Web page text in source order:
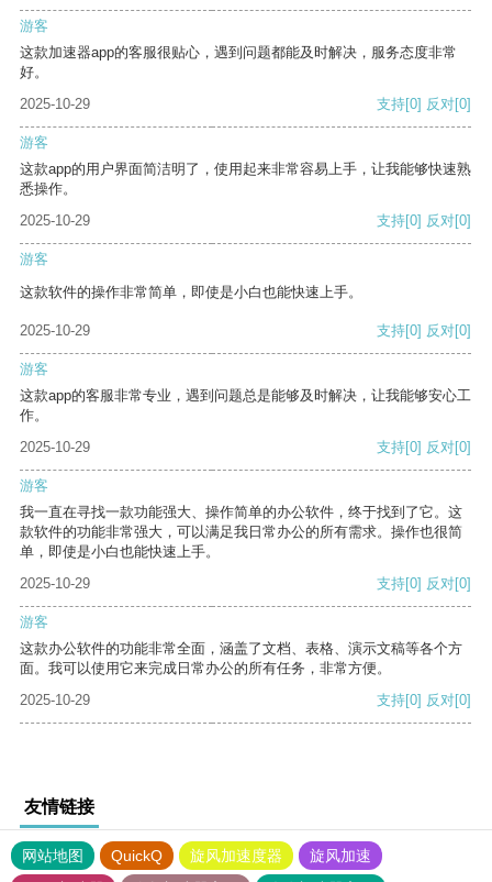
游客
这款加速器app的客服很贴心，遇到问题都能及时解决，服务态度非常
好。
2025-10-29
支持[0] 反对[0]
游客
这款app的用户界面简洁明了，使用起来非常容易上手，让我能够快速熟
悉操作。
2025-10-29
支持[0] 反对[0]
游客
这款软件的操作非常简单，即使是小白也能快速上手。
2025-10-29 支持[0] 反对[0]
游客
这款app的客服非常专业，遇到问题总是能够及时解决，让我能够安心工
作。
2025-10-29
支持[0] 反对[0]
游客
我一直在寻找一款功能强大、操作简单的办公软件，终于找到了它。这
款软件的功能非常强大，可以满足我日常办公的所有需求。操作也很简
单，即使是小白也能快速上手。
2025-10-29
支持[0] 反对[0]
游客
这款办公软件的功能非常全面，涵盖了文档、表格、演示文稿等各个方
面。我可以使用它来完成日常办公的所有任务，非常方便。
2025-10-29
支持[0] 反对[0]
友情链接
网站地图 QuickQ 旋风加速度器
旋风加速